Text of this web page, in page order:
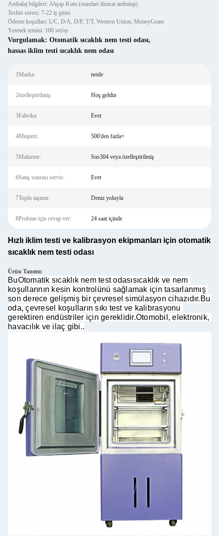
Ambalaj bilgileri: Ahşap Kutu (standart ihracat ambalajı)
Teslim süresi: 7-22 iş günü
Ödeme koşulları: L/C, D/A, D/P, T/T, Western Union, MoneyGram
Yetenek temini: 100 set/ay
Vurgulamak: Otomatik sıcaklık nem testi odası,
hassas iklim testi sıcaklık nem odası
1Marka: neide
2özelleştirilmiş: Hoş geldin
3Fabrika: Evet
4Müşteri: 500'den fazla+
5Malzeme: Sus304 veya özelleştirilmiş
6Satış sonrası servis: Evet
7Toplu taşıma: Deniz yoluyla
8Probme için cevap ver: 24 saat içinde
Hızlı iklim testi ve kalibrasyon ekipmanları için otomatik
sıcaklık nem testi odası
Ürün Tanımı:
BuOtomatik sıcaklık nem test odasısıcaklık ve nem
koşullarının kesin kontrolünü sağlamak için tasarlanmış
son derece gelişmiş bir çevresel simülasyon cihazıdır.Bu
oda, çevresel koşulların sıkı test ve kalibrasyonu
gerektiren endüstriler için gereklidir.Otomobil, elektronik,
havacılık ve ilaç gibi..